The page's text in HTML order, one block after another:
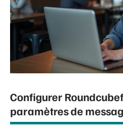
Configurer
paramètres de